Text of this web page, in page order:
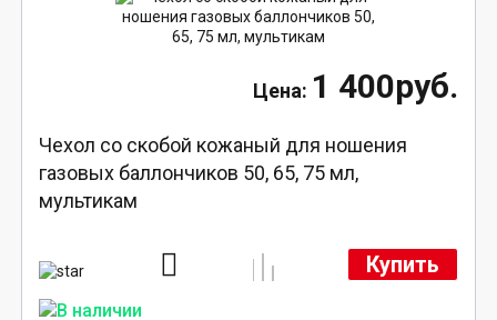
1 400руб.
Чехол со скобой кожаный для ношения
газовых баллончиков 50, 65, 75 мл,
мультикам
Купить